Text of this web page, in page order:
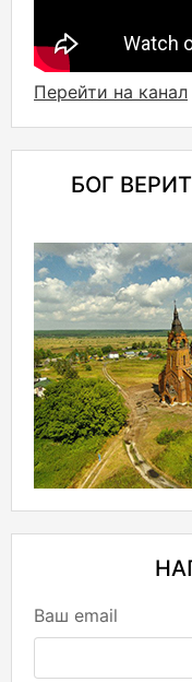
Перейти на канал
БОГ
Ваш email